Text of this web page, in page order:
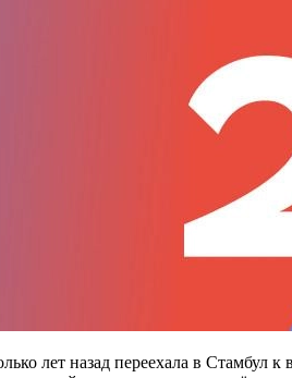
лет назад переехала в Стамбул